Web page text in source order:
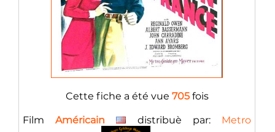
Cette fiche a été vue 705fois
FilmAméricain distribuè par: Metro